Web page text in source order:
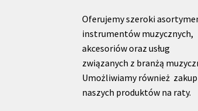
Oferujemy szeroki
instrumentów muzycznych,
akcesoriów oraz usług
związanych z branżą
Umożliwiamy również zakup
naszych produktów na raty.